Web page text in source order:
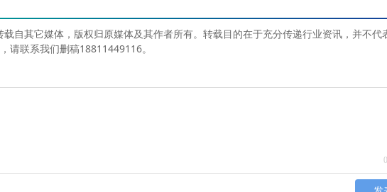
0
载自其它媒体，版权归原媒体及其作者所有。转载目的在于充分传递行业资讯，并不代
请联系我们删稿18811449116。